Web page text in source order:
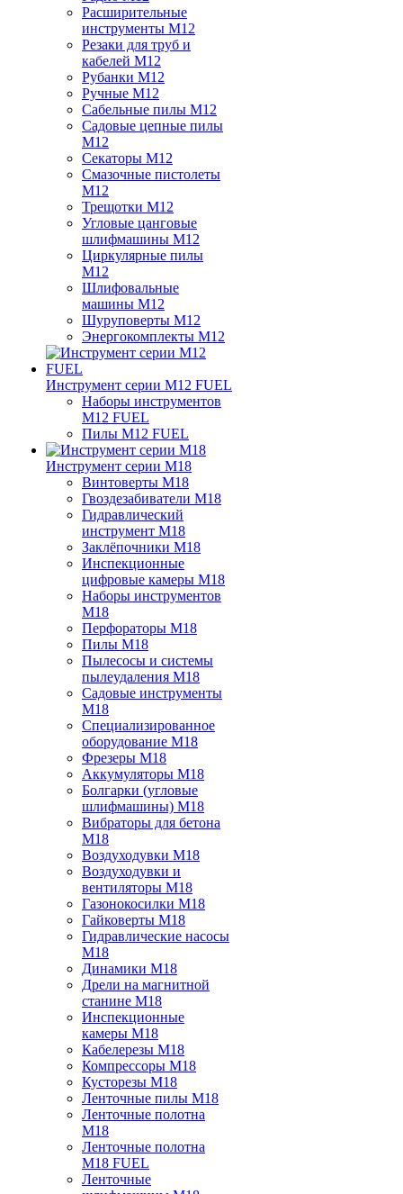
Расширительные
инструменты M12
Резаки для труб и
кабелей M12
Рубанки M12
Ручные M12
Сабельные пилы M12
Садовые цепные пилы
M12
Секаторы M12
Смазочные пистолеты
M12
Трещотки M12
Угловые цанговые
шлифмашины M12
Циркулярные пилы
M12
Шлифовальные
машины M12
Шуруповерты M12
Энергокомплекты M12
Инструмент серии M12 FUEL
Наборы инструментов
M12 FUEL
Пилы M12 FUEL
Инструмент серии M18
Винтоверты M18
Гвоздезабиватели M18
Гидравлический
инструмент M18
Заклёпочники M18
Инспекционные
цифровые камеры M18
Наборы инструментов
M18
Перфораторы M18
Пилы M18
Пылесосы и системы
пылеудаления M18
Садовые инструменты
M18
Специализированное
оборудование M18
Фрезеры M18
Аккумуляторы M18
Болгарки (угловые
шлифмашины) M18
Вибраторы для бетона
M18
Воздуходувки M18
Воздуходувки и
вентиляторы M18
Газонокосилки M18
Гайковерты M18
Гидравлические насосы
M18
Динамики M18
Дрели на магнитной
станине M18
Инспекционные
камеры M18
Кабелерезы M18
Компрессоры M18
Кусторезы M18
Ленточные пилы M18
Ленточные полотна
M18
Ленточные полотна
M18 FUEL
Ленточные